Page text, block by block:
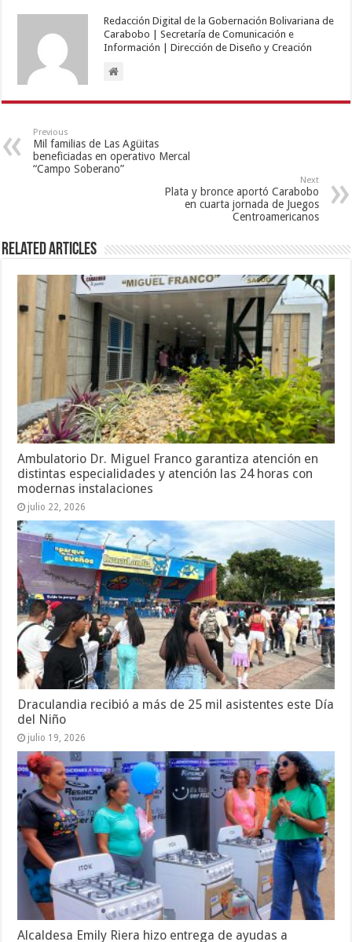
Redacción Digital de la Gobernación Bolivariana de
Carabobo | Secretaría de Comunicación e
Información | Dirección de Diseño y Creación
Previous
Mil familias de Las Agüitas
beneficiadas en operativo Mercal
“Campo Soberano”
Next
Plata y bronce aportó Carabobo
en cuarta jornada de Juegos
Centroamericanos
Related Articles
Ambulatorio Dr. Miguel Franco garantiza atención en
distintas especialidades y atención las 24 horas con
modernas instalaciones
julio 22, 2026
Draculandia recibió a más de 25 mil asistentes este Día
del Niño
julio 19, 2026
Alcaldesa Emily Riera hizo entrega de ayudas a